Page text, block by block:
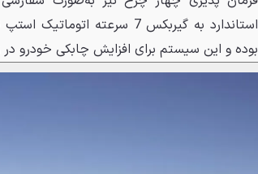
بوده و این سیستم برای افزایش چابکی خودرو